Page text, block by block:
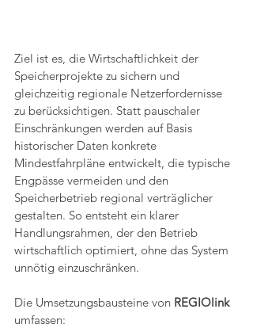
Ziel ist es, die Wirtschaftlichkeit der
Speicherprojekte zu sichern und
gleichzeitig regionale Netzerfordernisse
zu berücksichtigen. Statt pauschaler
Einschränkungen werden auf Basis
historischer Daten konkrete
Mindestfahrpläne entwickelt, die typische
Engpässe vermeiden und den
Speicherbetrieb regional verträglicher
gestalten. So entsteht ein klarer
Handlungsrahmen, der den Betrieb
wirtschaftlich optimiert, ohne das System
unnötig einzuschränken.
Die Umsetzungsbausteine von REGIOlink
umfassen: